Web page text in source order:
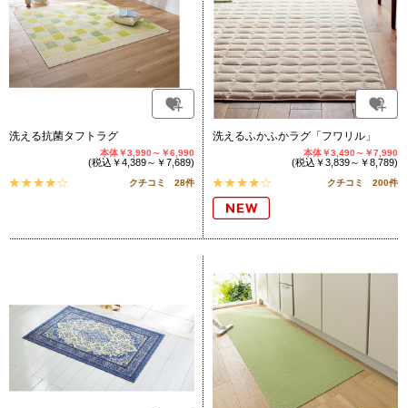
洗える抗菌タフトラグ
本体￥3,990～￥6,990
(税込￥4,389～￥7,689)
クチコミ 28件
洗えるふかふかラグ「フワリル」
本体￥3,490～￥7,990
(税込￥3,839～￥8,789)
クチコミ 200件